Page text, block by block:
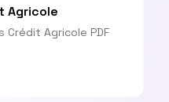
Agricole
Crédit Agricole PDF